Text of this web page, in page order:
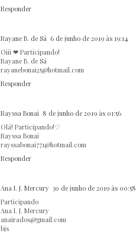
Responder
Rayane B. de Sá 6 de junho de 2019 às 19:14
Oiii ❤ Participando!
Rayane B. de Sá
rayanebonai25@hotmail.com
Responder
Rayssa Bonai 8 de junho de 2019 às 01:56
Olá! Participando!♡
Rayssa Bonai
rayssabonai771@hotmail.com
Responder
Ana I. J. Mercury 30 de junho de 2019 às 00:58
Participando
Ana I. J. Mercury
anairados@gmail.com
bjs